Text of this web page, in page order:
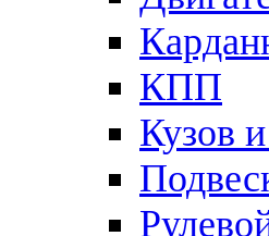
КПП
Кузов